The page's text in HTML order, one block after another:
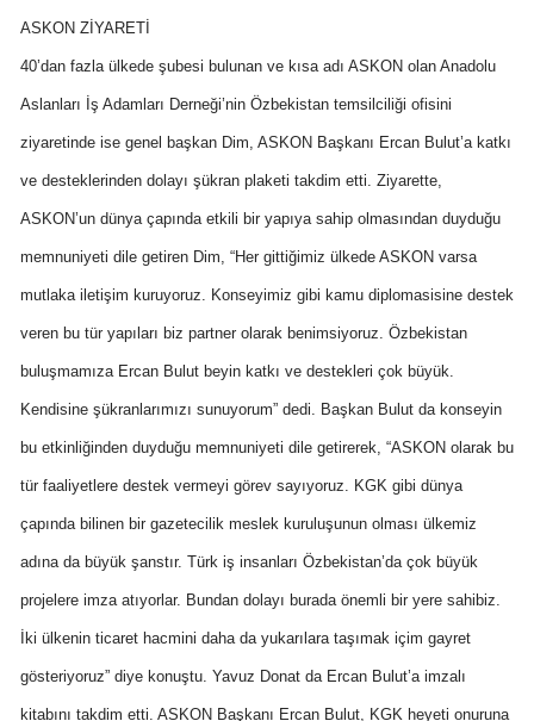
ASKON ZİYARETİ
40’dan fazla ülkede şubesi bulunan ve kısa adı ASKON olan Anadolu
Aslanları İş Adamları Derneği’nin Özbekistan temsilciliği ofisini
ziyaretinde ise genel başkan Dim, ASKON Başkanı Ercan Bulut’a katkı
ve desteklerinden dolayı şükran plaketi takdim etti. Ziyarette,
ASKON’un dünya çapında etkili bir yapıya sahip olmasından duyduğu
memnuniyeti dile getiren Dim, “Her gittiğimiz ülkede ASKON varsa
mutlaka iletişim kuruyoruz. Konseyimiz gibi kamu diplomasisine destek
veren bu tür yapıları biz partner olarak benimsiyoruz. Özbekistan
buluşmamıza Ercan Bulut beyin katkı ve destekleri çok büyük.
Kendisine şükranlarımızı sunuyorum” dedi. Başkan Bulut da konseyin
bu etkinliğinden duyduğu memnuniyeti dile getirerek, “ASKON olarak bu
tür faaliyetlere destek vermeyi görev sayıyoruz. KGK gibi dünya
çapında bilinen bir gazetecilik meslek kuruluşunun olması ülkemiz
adına da büyük şanstır. Türk iş insanları Özbekistan’da çok büyük
projelere imza atıyorlar. Bundan dolayı burada önemli bir yere sahibiz.
İki ülkenin ticaret hacmini daha da yukarılara taşımak içim gayret
gösteriyoruz” diye konuştu. Yavuz Donat da Ercan Bulut’a imzalı
kitabını takdim etti. ASKON Başkanı Ercan Bulut, KGK heyeti onuruna